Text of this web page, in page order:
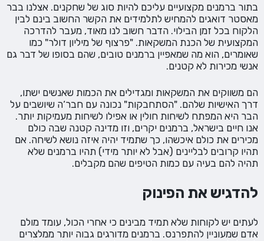
בתור ברמנים מקצועיים עליכם להיות סוג של שחקנים. אצלנו בבר
מאסטר דואגים להמחיש לתלמידים את הקשר החשוב בינם לבין
הלקוח בכל זמן הבילוי. הדבר חשוב לנו מאוד, מעבר להדרכה
המקצועית של הכנת המשקאות. "פרצוף של מיליון דולר" כמו
שאומרים, הוא מה שמאפיין ברמנים טובים, שהם בסופו של דבר גם
אנשי מכירות לא קטנים.
הם משווקים את המשקאות ומגדילים את הכמות שאנשים ישתו,
דרך האישיות שלהם. "הסתחבקות" נכונה עם חבר‘ה שיושבים על
הבר היא המפתח לשיחות חולין או אפילו לשיחות מעמיקות יותר.
אנו חיים בישראל, ברמנים יקרים, וזו מדינה קטנה שבה כולם
מכירים את כולם איכשהו, כך שתמיד יהיה איזה נושא לשיחה. אם
תהיו קרובים לבליינים (אבל לא יותר מידי) תהיו ברמנים שלא
תהיה להם בעיה עם כמות הטיפים שהם מקבלים.
להדגיש את הפינוק
לעתים יש לקוחות שלא תמיד מבינים כי אחרי הכול, עומד מולם
אדם שמעוניין להתפרנס. ברמנים מדורגים גבוה יותר ממלצרים